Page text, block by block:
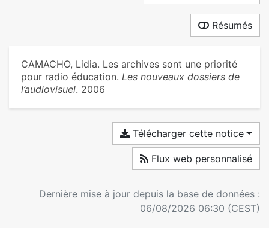
Résumés
CAMACHO, Lidia. Les archives sont une priorité
pour radio éducation. Les nouveaux dossiers de
l’audiovisuel. 2006
Télécharger cette notice
Flux web personnalisé
Dernière mise à jour depuis la base de données :
06/08/2026 06:30 (CEST)